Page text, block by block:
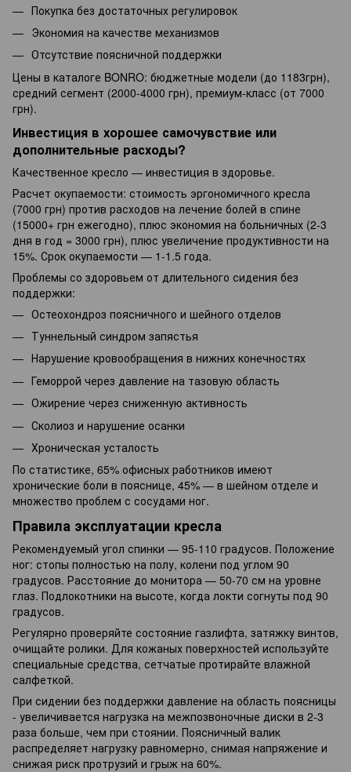
Покупка без достаточных регулировок
Экономия на качестве механизмов
Отсутствие поясничной поддержки
Цены в каталоге BONRO: бюджетные модели (до 1183грн),
средний сегмент (2000-4000 грн), премиум-класс (от 7000
грн).
Инвестиция в хорошее самочувствие или
дополнительные расходы?
Качественное кресло — инвестиция в здоровье.
Расчет окупаемости: стоимость эргономичного кресла
(7000 грн) против расходов на лечение болей в спине
(15000+ грн ежегодно), плюс экономия на больничных (2-3
дня в год = 3000 грн), плюс увеличение продуктивности на
15%. Срок окупаемости — 1-1.5 года.
Проблемы со здоровьем от длительного сидения без
поддержки:
Остеохондроз поясничного и шейного отделов
Туннельный синдром запястья
Нарушение кровообращения в нижних конечностях
Геморрой через давление на тазовую область
Ожирение через сниженную активность
Сколиоз и нарушение осанки
Хроническая усталость
По статистике, 65% офисных работников имеют
хронические боли в пояснице, 45% — в шейном отделе и
множество проблем с сосудами ног.
Правила эксплуатации кресла
Рекомендуемый угол спинки — 95-110 градусов. Положение
ног: стопы полностью на полу, колени под углом 90
градусов. Расстояние до монитора — 50-70 см на уровне
глаз. Подлокотники на высоте, когда локти согнуты под 90
градусов.
Регулярно проверяйте состояние газлифта, затяжку винтов,
очищайте ролики. Для кожаных поверхностей используйте
специальные средства, сетчатые протирайте влажной
салфеткой.
При сидении без поддержки давление на область поясницы
- увеличивается нагрузка на межпозвоночные диски в 2-3
раза больше, чем при стоянии. Поясничный валик
распределяет нагрузку равномерно, снимая напряжение и
снижая риск протрузий и грыж на 60%.